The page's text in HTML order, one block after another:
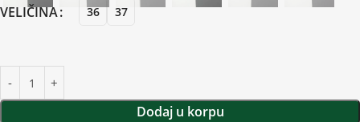
VELIČINA 36 37
Dodaj u korpu